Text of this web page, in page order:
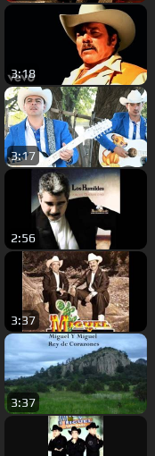
3:18
3:17
2:56
3:37
3:37